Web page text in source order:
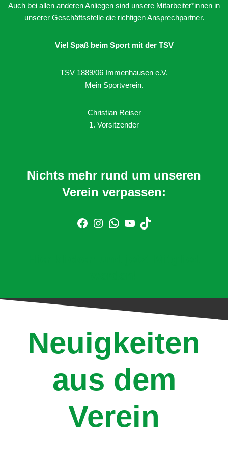
Auch bei allen anderen Anliegen sind unsere Mitarbeiter*innen in
unserer Geschäftsstelle die richtigen Ansprechpartner.
Viel Spaß beim Sport mit der TSV
TSV 1889/06 Immenhausen e.V.
Mein Sportverein.
Christian Reiser
1. Vorsitzender
Nichts mehr rund um unseren
Verein verpassen:
Neuigkeiten
aus dem
Verein